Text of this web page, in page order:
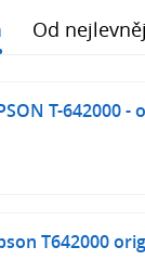
Od
T-642000 -
T642000